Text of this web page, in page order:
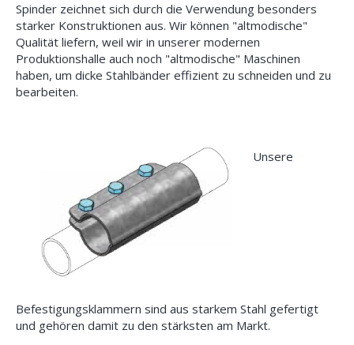
Spinder zeichnet sich durch die Verwendung besonders
starker Konstruktionen aus. Wir können "altmodische"
Qualität liefern, weil wir in unserer modernen
Produktionshalle auch noch "altmodische" Maschinen
haben, um dicke Stahlbänder effizient zu schneiden und zu
bearbeiten.
Unsere
Befestigungsklammern sind aus starkem Stahl gefertigt
und gehören damit zu den stärksten am Markt.